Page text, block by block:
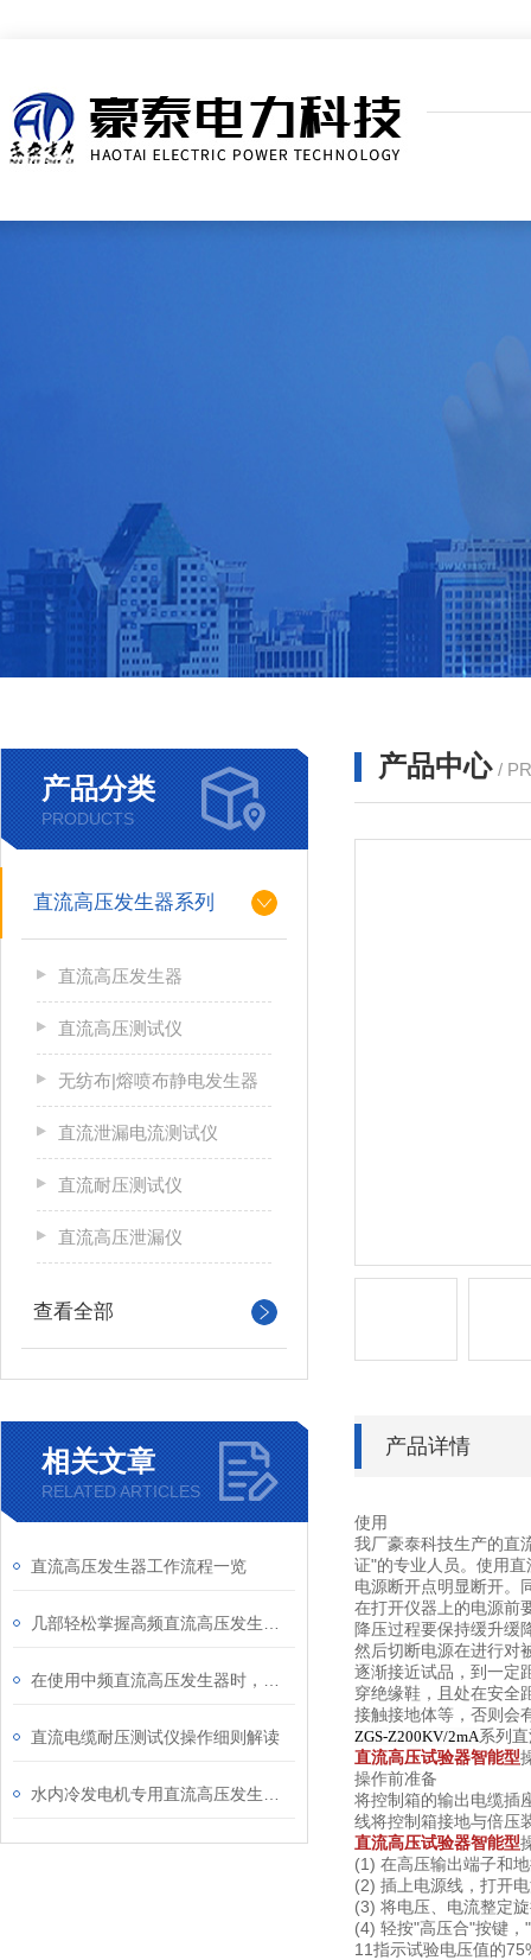
产品分类
PRODUCTS
直流高压发生器系列
直流高压发生器
直流高压测试仪
无纺布|熔喷布静电发生器
直流泄漏电流测试仪
直流耐压测试仪
直流高压泄漏仪
查看全部
相关文章
RELATED ARTICLES
直流高压发生器工作流程一览
直流电缆耐压测试仪操作细则解读
产品中心 /
产品详情
使用
我厂豪泰科技生产的直
证"的专业人员。使用
电源断开点明显断开。
在打开仪器上的电源前
降压过程要保持缓升缓
然后切断电源在进行对
逐渐接近试品，到一定
穿绝缘鞋，且处在安全
接触接地体等，否则会
ZGS-Z200KV/2mA系列
直流高压试验器智能型
操作前准备
将控制箱的输出电缆插
线将控制箱接地与倍压
直流高压试验器智能型
(1) 在高压输出端子和
(2) 插上电源线，打开
(3) 将电压、电流整定
(4) 轻按"高压合"按键
11指示试验电压值的